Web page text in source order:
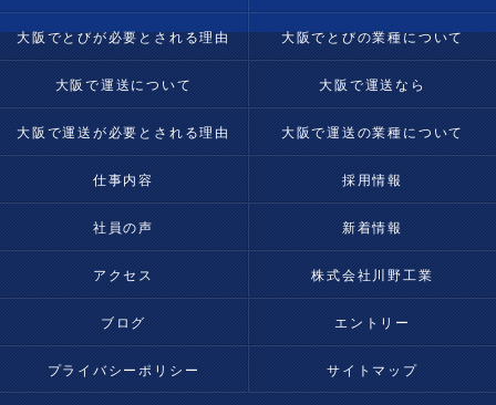
大阪でとびが必要とされる理由 大阪でとびの業種について
大阪で運送について 大阪で運送なら
大阪で運送が必要とされる理由 大阪で運送の業種について
仕事内容 採用情報
社員の声 新着情報
アクセス 株式会社川野工業
ブログ エントリー
プライバシーポリシー サイトマップ